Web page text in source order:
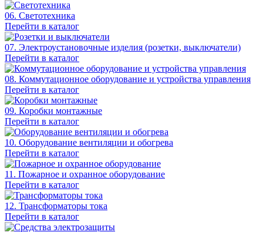
06. Светотехника
Перейти в каталог
07. Электроустановочные изделия (розетки, выключатели)
Перейти в каталог
08. Коммутационное оборудование и устройства управления
Перейти в каталог
09. Коробки монтажные
Перейти в каталог
10. Оборудование вентиляции и обогрева
Перейти в каталог
11. Пожарное и охранное оборудование
Перейти в каталог
12. Трансформаторы тока
Перейти в каталог